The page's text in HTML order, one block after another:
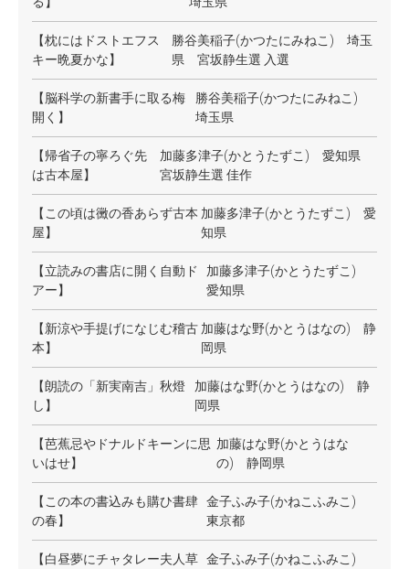
【枕にはドストエフス
キー晩夏かな】
勝谷美稲子(かつたにみねこ) 埼玉
県 宮坂静生選 入選
【脳科学の新書手に取る梅
開く】
勝谷美稲子(かつたにみねこ)
埼玉県
【帰省子の寧ろぐ先
は古本屋】
加藤多津子(かとうたずこ) 愛知県
宮坂静生選 佳作
【この頃は黴の香あらず古本
屋】
加藤多津子(かとうたずこ) 愛
知県
【立読みの書店に開く自動ド
アー】
加藤多津子(かとうたずこ)
愛知県
【新涼や手提げになじむ稽古
本】
加藤はな野(かとうはなの) 静
岡県
【朗読の「新実南吉」秋燈
し】
加藤はな野(かとうはなの) 静
岡県
【芭蕉忌やドナルドキーンに思
いはせ】
加藤はな野(かとうはな
の) 静岡県
【この本の書込みも購ひ書肆
の春】
金子ふみ子(かねこふみこ)
東京都
【白昼夢にチャタレー夫人草 金子ふみ子(かねこふみこ)